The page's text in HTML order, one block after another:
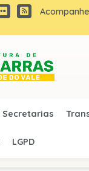
Secretarias
LGPD